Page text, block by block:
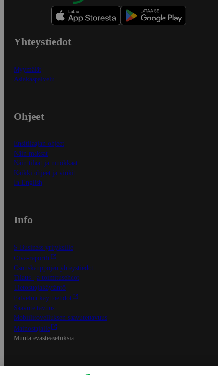
Yhteystiedot
Myymälät
Asiakaspalvelu
Ohjeet
Ensitilaajan ohjeet
Näin maksat
Näin tilaat ja muokkaat
Kaikki ohjeet ja vinkit
In English
Info
S-Business yrityksille
Oiva-raportit
Osuuskauppojen yhteystiedot
Tilaus- ja toimitusehdot
Tietosuojakäytäntö
Palvelun käyttöehdot
Saavutettavuus
Mobiilisovelluksen saavutettavuus
Mainostajalle
Muuta evästeasetuksia